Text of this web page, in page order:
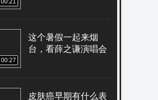
00:21
00:27
这个暑假一起来烟
台，看薛之谦演唱会
皮肤癌早期有什么表